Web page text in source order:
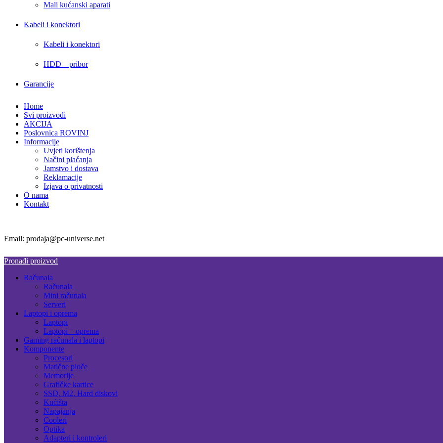
Mali kućanski aparati
Kabeli i konektori
Kabeli i konektori
HDD – pribor
Garancije
Home
Svi proizvodi
AKCIJA
Poslovnica ROVINJ
Informacije
Uvjeti korištenja
Načini plaćanja
Jamstvo i dostava
Reklamacije
Izjava o privatnosti
O nama
Kontakt
Email: prodaja@pc-universe.net
Pronađi proizvod
Računala
Računala
Mini računala
Serveri
Laptopi i oprema
Laptopi
Laptopi – oprema
Gaming računala i laptopi
Komponente
Procesori
Matične ploče
Memorije
Grafičke kartice
SSD, M2, Hard diskovi
Kućišta
Napajanja
Cooleri
Optika
Adapteri i kontroleri